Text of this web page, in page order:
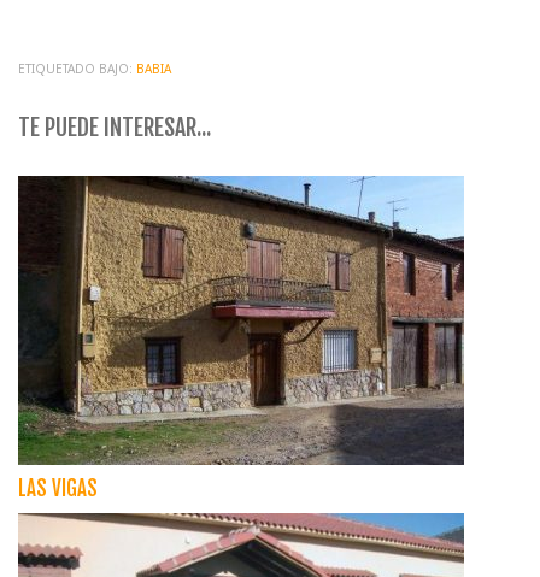
ETIQUETADO BAJO: BABIA
TE PUEDE INTERESAR...
LAS VIGAS